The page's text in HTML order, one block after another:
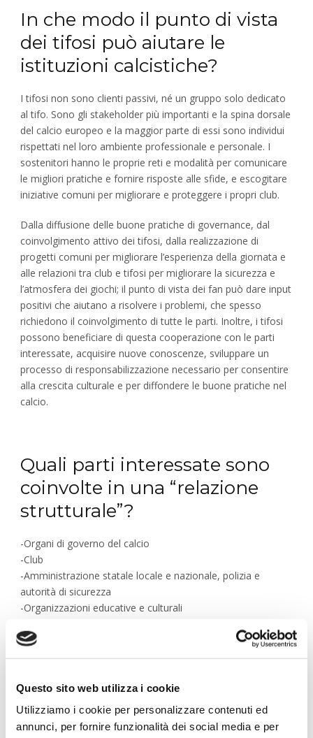
Questo sito web utilizza i cookie
Utilizziamo i cookie per personalizzare contenuti ed
annunci, per fornire funzionalità dei social media e per
In che modo il punto di vista
dei tifosi può aiutare le
istituzioni calcistiche?
I tifosi non sono clienti passivi, né un gruppo solo dedicato
al tifo. Sono gli stakeholder più importanti e la spina dorsale
del calcio europeo e la maggior parte di essi sono individui
rispettati nel loro ambiente professionale e personale. I
sostenitori hanno le proprie reti e modalità per comunicare
le migliori pratiche e fornire risposte alle sfide, e escogitare
iniziative comuni per migliorare e proteggere i propri club.
Dalla diffusione delle buone pratiche di governance, dal
coinvolgimento attivo dei tifosi, dalla realizzazione di
progetti comuni per migliorare l’esperienza della giornata e
alle relazioni tra club e tifosi per migliorare la sicurezza e
l’atmosfera dei giochi; il punto di vista dei fan può dare input
positivi che aiutano a risolvere i problemi, che spesso
richiedono il coinvolgimento di tutte le parti. Inoltre, i tifosi
possono beneficiare di questa cooperazione con le parti
interessate, acquisire nuove conoscenze, sviluppare un
processo di responsabilizzazione necessario per consentire
alla crescita culturale e per diffondere le buone pratiche nel
calcio.
Quali parti interessate sono
coinvolte in una “relazione
strutturale”?
-Organi di governo del calcio
-Club
-Amministrazione statale locale e nazionale, polizia e
autorità di sicurezza
-Organizzazioni educative e culturali
-Aziende del settore (titolari di diritti TV, sponsor, produttori
di materiale tecnico)
Quali sono alcuni dei possibili
risultati di una “relazione